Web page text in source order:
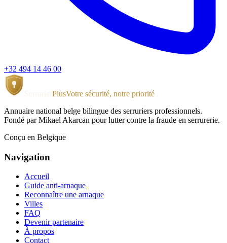
+32 494 14 46 00
Serrurier PlusVotre sécurité, notre priorité
Annuaire national belge bilingue des serruriers professionnels.
Fondé par Mikael Akarcan pour lutter contre la fraude en serrurerie.
Conçu en Belgique
Navigation
Accueil
Guide anti-arnaque
Reconnaître une arnaque
Villes
FAQ
Devenir partenaire
À propos
Contact